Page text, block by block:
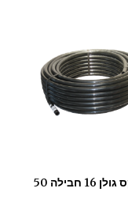
צינור פקס גולן 16 חבילה 50